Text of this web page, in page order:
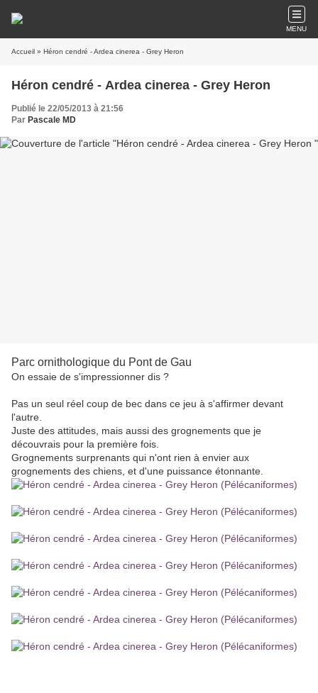
MENU
Accueil » Héron cendré - Ardea cinerea - Grey Heron
Héron cendré - Ardea cinerea - Grey Heron
Publié le 22/05/2013 à 21:56
Par Pascale MD
Parc ornithologique du Pont de Gau
On essaie de s'impressionner dis ?
Pas un seul réel coup de bec dans ce jeu à s'affirmer devant
l'autre.
Juste des attitudes, mais aussi des grognements que je
découvrais pour la première fois.
Grognements surprenants qui n'ont rien à envier aux
grognements des chiens, et d'une puissance étonnante.